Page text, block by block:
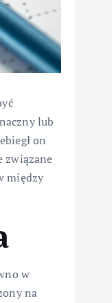
lub
on
związane
między
w
na